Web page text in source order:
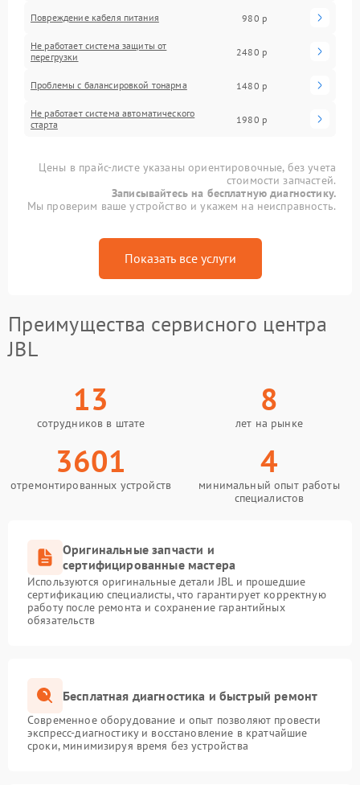
Повреждение кабеля питания 980 р
Не работает система защиты от
перегрузки
2480 р
Проблемы с балансировкой тонарма 1480 р
Не работает система автоматического
старта
1980 р
Цены в прайс-листе указаны ориентировочные, без учета
стоимости запчастей.
Записывайтесь на бесплатную диагностику.
Мы проверим ваше устройство и укажем на неисправность.
Показать все услуги
Преимущества сервисного центра
JBL
13
сотрудников в штате
8
лет на рынке
3601
отремонтированных устройств
4
минимальный опыт работы
специалистов
Оригинальные запчасти и
сертифицированные мастера
Используются оригинальные детали JBL и прошедшие
сертификацию специалисты, что гарантирует корректную
работу после ремонта и сохранение гарантийных
обязательств
Бесплатная диагностика и быстрый ремонт
Современное оборудование и опыт позволяют провести
экспресс-диагностику и восстановление в кратчайшие
сроки, минимизируя время без устройства